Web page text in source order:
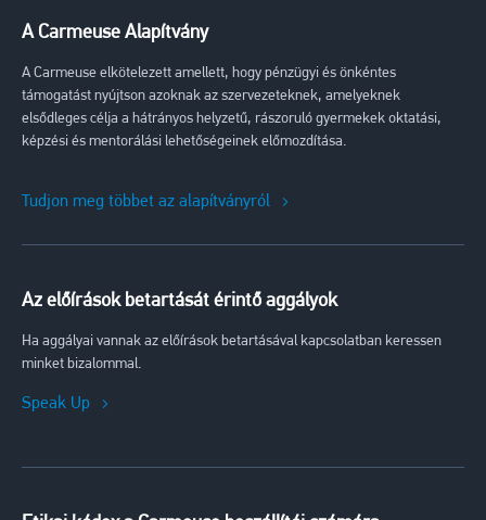
A Carmeuse Alapítvány
A Carmeuse elkötelezett amellett, hogy pénzügyi és önkéntes
támogatást nyújtson azoknak az szervezeteknek, amelyeknek
elsődleges célja a hátrányos helyzetű, rászoruló gyermekek oktatási,
képzési és mentorálási lehetőségeinek előmozdítása.
Tudjon meg többet az alapítványról
Az előírások betartását érintő aggályok
Ha aggályai vannak az előírások betartásával kapcsolatban keressen
minket bizalommal.
Speak Up